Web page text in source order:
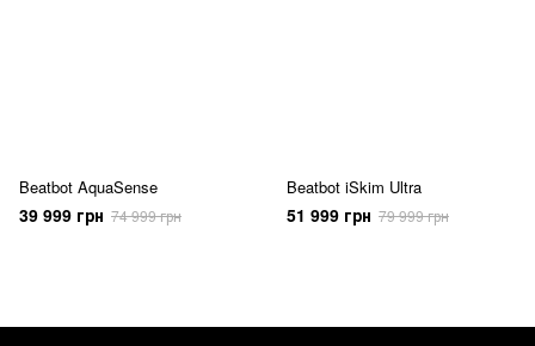
Beatbot AquaSense
39 999 грн 74 999 грн
Beatbot iSkim Ultra
51 999 грн 79 999 грн